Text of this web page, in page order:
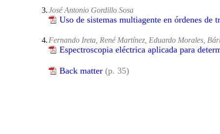
3.José Antonio Gordillo Sosa
Uso de sistemas multiagente en órdenes de
4. Fernando Ireta, René Martínez, Eduardo Morales,
Espectroscopia eléctrica aplicada para
Back matter (p. 35)